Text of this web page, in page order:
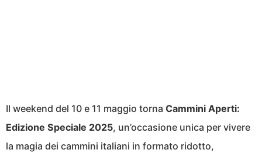
Il weekend del 10 e 11 maggio torna Cammini Aperti:
Edizione Speciale 2025, un’occasione unica per vivere
la magia dei cammini italiani in formato ridotto,